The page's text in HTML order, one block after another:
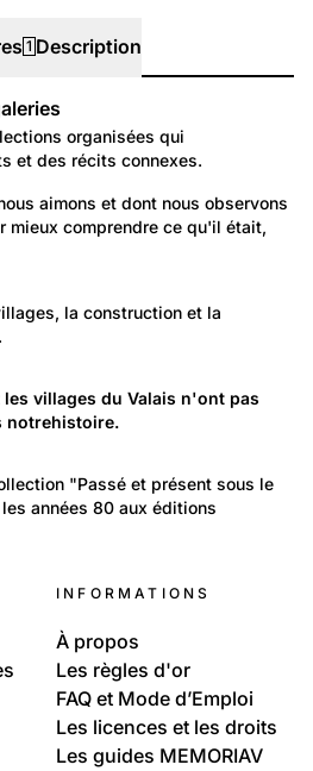
1 Description
organisées qui
et des récits connexes.
aimons et dont nous observons
mieux comprendre ce qu'il était,
et logement
urbanisme, démolition
la construction et la
villages du Valais n'ont pas
notrehistoire.
"Passé et présent sous le
années 80 aux éditions
INFORMATIONS
À propos
Les règles d'or
FAQ et Mode d’Emploi
Les licences et les droits
Les guides MEMORIAV